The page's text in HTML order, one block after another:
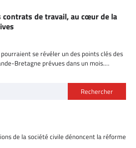
contrats de travail, au cœur de la
se révéler un des points clés des
Bretagne prévues dans un mois.…
Rechercher
de la société civile dénoncent la réforme